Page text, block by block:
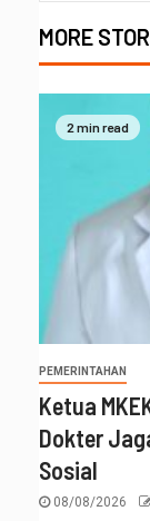
MORE
2 min read
PEMERINTAHAN
Ketua
Dokter
Sosial
08/08/2026